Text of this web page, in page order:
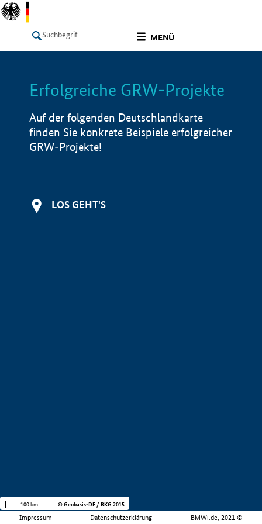
MENÜ
LISTE Info
Erfolgreiche GRW-Projekte
Auf der folgenden Deutschlandkarte
finden Sie konkrete Beispiele erfolgreicher
GRW-Projekte!
LOS GEHT'S
Impressum Datenschutzerklärung BMWi.de, 2021 ©
100 km © Geobasis-DE / BKG 2015